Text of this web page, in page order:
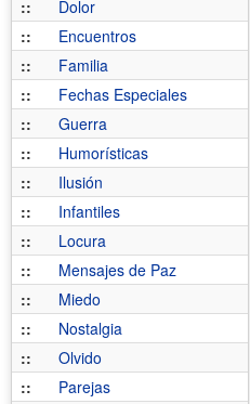
::
Dolor
::
Encuentros
::
Familia
::
Fechas Especiales
::
Guerra
::
Humorísticas
::
Ilusión
::
Infantiles
::
Locura
::
Mensajes de Paz
::
Miedo
::
Nostalgia
::
Olvido
::
Parejas